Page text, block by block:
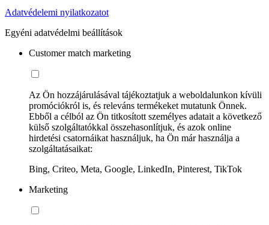
Adatvédelemi nyilatkozatot
Egyéni adatvédelmi beállítások
Customer match marketing
Az Ön hozzájárulásával tájékoztatjuk a weboldalunkon kívüli
promóciókról is, és releváns termékeket mutatunk Önnek.
Ebből a célból az Ön titkosított személyes adatait a következő
külső szolgáltatókkal összehasonlítjuk, és azok online
hirdetési csatornáikat használjuk, ha Ön már használja a
szolgáltatásaikat:
Bing, Criteo, Meta, Google, LinkedIn, Pinterest, TikTok
Marketing